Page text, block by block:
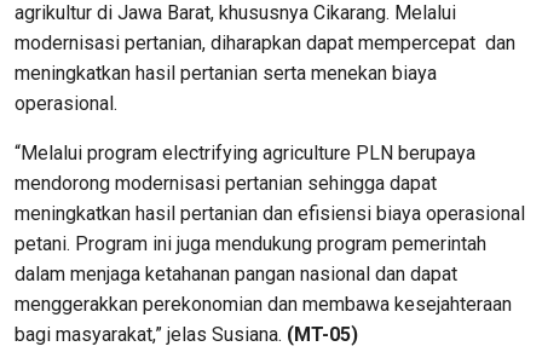
agrikultur di Jawa Barat, khususnya Cikarang. Melalui
modernisasi pertanian, diharapkan dapat mempercepat dan
meningkatkan hasil pertanian serta menekan biaya
operasional.
“Melalui program electrifying agriculture PLN berupaya
mendorong modernisasi pertanian sehingga dapat
meningkatkan hasil pertanian dan efisiensi biaya operasional
petani. Program ini juga mendukung program pemerintah
dalam menjaga ketahanan pangan nasional dan dapat
menggerakkan perekonomian dan membawa kesejahteraan
bagi masyarakat,” jelas Susiana. (MT-05)